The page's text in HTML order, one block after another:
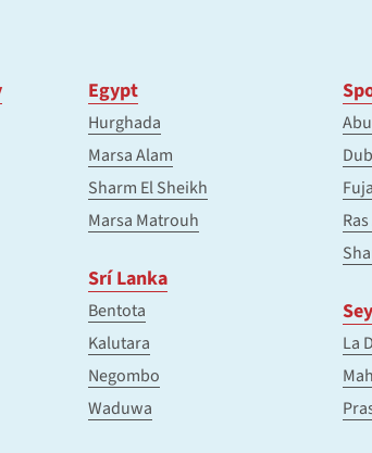
Egypt
Hurghada
Marsa Alam
Sharm El Sheikh
Marsa Matrouh
Srí Lanka
Bentota
Kalutara
Negombo
Waduwa
La